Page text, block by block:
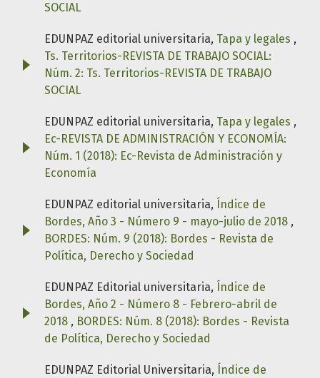
SOCIAL
EDUNPAZ editorial universitaria, Tapa y legales ,
Ts. Territorios-REVISTA DE TRABAJO SOCIAL:
Núm. 2: Ts. Territorios-REVISTA DE TRABAJO
SOCIAL
EDUNPAZ editorial universitaria, Tapa y legales ,
Ec-REVISTA DE ADMINISTRACIÓN Y ECONOMÍA:
Núm. 1 (2018): Ec-Revista de Administración y
Economía
EDUNPAZ editorial universitaria, Índice de
Bordes, Año 3 - Número 9 - mayo-julio de 2018 ,
BORDES: Núm. 9 (2018): Bordes - Revista de
Política, Derecho y Sociedad
EDUNPAZ Editorial universitaria, Índice de
Bordes, Año 2 - Número 8 - Febrero-abril de
2018 , BORDES: Núm. 8 (2018): Bordes - Revista
de Política, Derecho y Sociedad
EDUNPAZ Editorial Universitaria, Índice de